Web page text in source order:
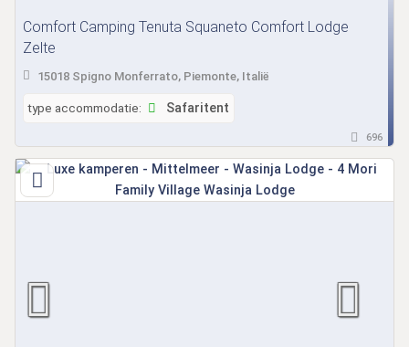
Comfort Camping Tenuta Squaneto Comfort Lodge
Zelte
15018 Spigno Monferrato, Piemonte, Italië
type accommodatie: Safaritent
696